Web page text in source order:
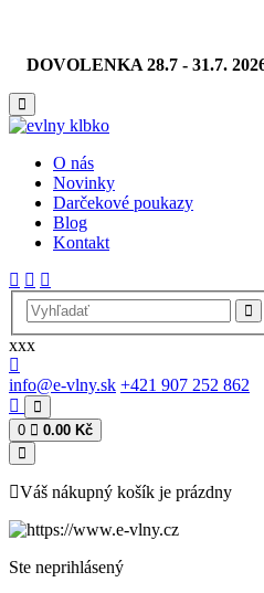
DOVOLENKA 28.7 - 31.7.
O nás
Novinky
Darčekové poukazy
Blog
Kontakt
xxx
info@e-vlny.sk +421 907 252 862
0 0.00 Kč
Váš nákupný košík je prázdny
Ste neprihlásený